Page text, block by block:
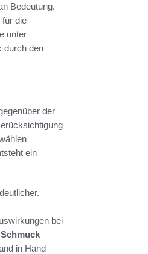
Bedeutung.
die
unter
durch den
der
ein
bei
in Hand